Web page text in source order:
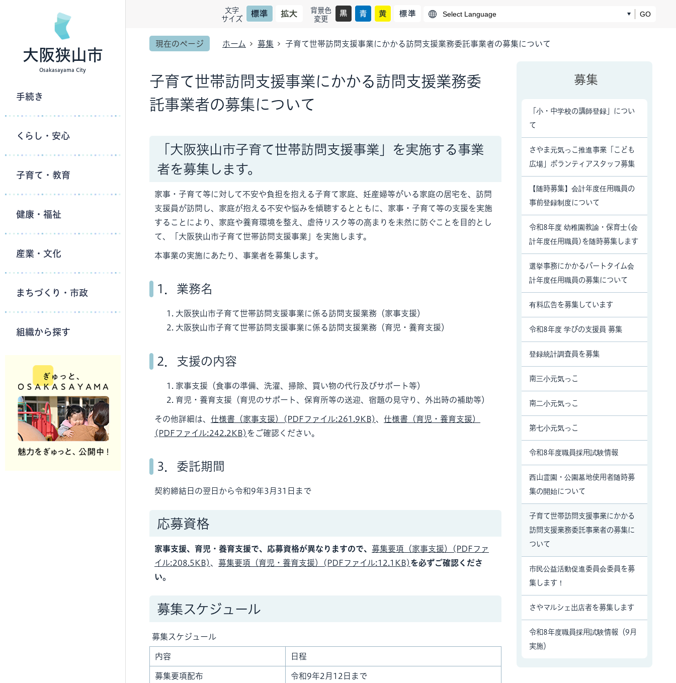
文字
サイズ
背景色
変更
GO
現在のページ ホーム 募集 子育て世帯訪問支援事業にかかる訪問支援業務委託事業者の募集について
大阪狭山市
Osakasayama City
手続き
くらし・安心
子育て・教育
健康・福祉
産業・文化
まちづくり・市政
組織から探す
子育て世帯訪問支援事業にかかる訪問支援業務委
託事業者の募集について
「大阪狭山市子育て世帯訪問支援事業」を実施する事業
者を募集します。
家事・子育て等に対して不安や負担を抱える子育て家庭、妊産婦等がいる家庭の居宅を、訪問
支援員が訪問し、家庭が抱える不安や悩みを傾聴するとともに、家事・子育て等の支援を実施
することにより、家庭や養育環境を整え、虐待リスク等の高まりを未然に防ぐことを目的とし
て、「大阪狭山市子育て世帯訪問支援事業」を実施します。
本事業の実施にあたり、事業者を募集します。
1．業務名
大阪狭山市子育て世帯訪問支援事業に係る訪問支援業務（家事支援）
大阪狭山市子育て世帯訪問支援事業に係る訪問支援業務（育児・養育支援）
2．支援の内容
家事支援（食事の準備、洗濯、掃除、買い物の代行及びサポート等）
育児・養育支援（育児のサポート、保育所等の送迎、宿題の見守り、外出時の補助等）
その他詳細は、 仕様書（家事支援）(PDFファイル:261.9KB) 、 仕様書（育児・養育支援）
(PDFファイル:242.2KB) をご確認ください。
3．委託期間
契約締結日の翌日から令和9年3月31日まで
応募資格
家事支援、育児・養育支援で、応募資格が異なりますので、 募集要項（家事支援）(PDFファ
イル:208.5KB) 、 募集要項（育児・養育支援）(PDFファイル:12.1KB) を必ずご確認くださ
い。
募集スケジュール
募集スケジュール
内容 日程
募集要項配布 令和9年2月12日まで
募集
「小・中学校の講師登録」につい
て
さやま元気っこ推進事業「こども
広場」ボランティアスタッフ募集
【随時募集】会計年度任用職員の
事前登録制度について
令和8年度 幼稚園教諭・保育士(会
計年度任用職員)を随時募集します
選挙事務にかかるパートタイム会
計年度任用職員の募集について
有料広告を募集しています
令和8年度 学びの支援員 募集
登録統計調査員を募集
南三小元気っこ
南二小元気っこ
第七小元気っこ
令和8年度職員採用試験情報
西山霊園・公園墓地使用者随時募
集の開始について
子育て世帯訪問支援事業にかかる
訪問支援業務委託事業者の募集に
ついて
市民公益活動促進委員会委員を募
集します！
さやマルシェ出店者を募集します
令和8年度職員採用試験情報（9月
実施）